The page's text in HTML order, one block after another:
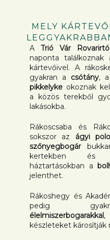
MELY
A Trió Vár
naponta
kártevőivel. A
gyakran a csótány, a
pikkelyke okoznak
a közös terekből
lakásokba.
Rákoscsaba és
sokszor az ágyi
szőnyegbogár
kertekben és
háztartásokban a
jelenthet.
Rákoshegy és
pedig
élelmiszerbogarakkal,
készleteket károsítják